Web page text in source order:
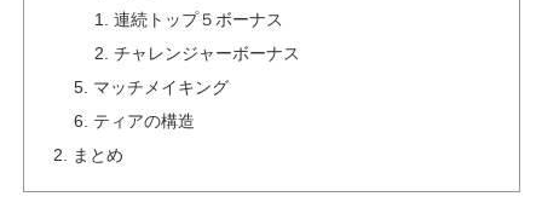
連続トップ５ボーナス
チャレンジャーボーナス
マッチメイキング
ティアの構造
まとめ